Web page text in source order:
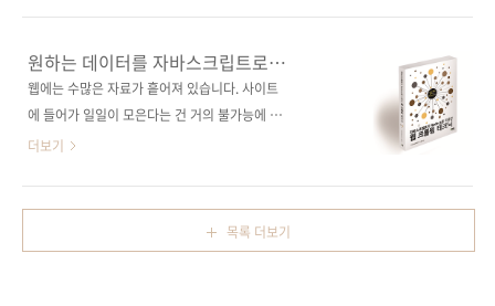
가 24,000원 ISBN 979-11-85890-77-7
CSS / HTML / 웹 프로그래밍 분 야 프로그래밍
> 자바스크립트 관련 사이트 ■ 아마존재팬 도
서 소개 페이..
있는 책입니다. 이 책의 자매서로는 《確かな力
が身につくPython「超」入門》이 있는데,
이 책도 파이썬 입문자들로부터 호평을 받으며
월 중순 이후 여러분들에게 선보일 수 있을 것 같
습니다. 두 책 모두 국내에서는 제목을 조금 변경
하여 각각 《처음 만나는 자바스크립트》, 《처
음 만나는 파이썬》으로 나올 예정인데요. 제목
원하는 데이터를 자바스크립트로
수집하고 분석하는 기막힌 방법!
웹에는 수많은 자료가 흩어져 있습니다. 사이트
에 들어가 일일이 모은다는 건 거의 불가능에 가
깝기도 하고, 정확하지도 않겠죠. 우리가 원하는
다면 정말 편하지 않을까요? 오늘 소개해드릴 책
이 바로 그런 책입니다. 자바스크립트와
더보기
목록 더보기